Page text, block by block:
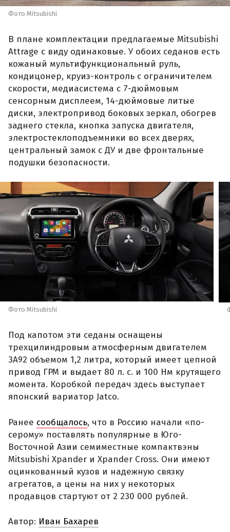
Фото Mitsubishi
В плане комплектации предлагаемые Mitsubishi
Attrage с виду одинаковые. У обоих седанов есть
кожаный мультифункциональный руль,
кондицонер, круиз-контроль с ограничителем
скорости, медиасистема с 7-дюймовым
сенсорным дисплеем, 14-дюймовые литые
диски, электропривод боковых зеркал, обогрев
заднего стекла, кнопка запуска двигателя,
электростеклоподъемники во всех дверях,
центральный замок с ДУ и две фронтальные
подушки безопасности.
Фото Mitsubishi
Под капотом эти седаны оснащены
трехцилиндровым атмосферным двигателем
3A92 объемом 1,2 литра, который имеет цепной
привод ГРМ и выдает 80 л. с. и 100 Нм крутящего
момента. Коробкой передач здесь выступает
японский вариатор Jatco.
Ранее сообщалось, что в Россию начали «по-
серому» поставлять популярные в Юго-
Восточной Азии семиместные компактвэны
Mitsubishi Xpander и Xpander Cross. Они имеют
оцинкованный кузов и надежную связку
агрегатов, а цены на них у некоторых
продавцов стартуют от 2 230 000 рублей.
Автор: Иван Бахарев